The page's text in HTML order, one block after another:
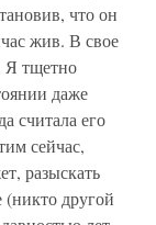
что он
жив. В свое
Я тщетно
даже
считала его
сейчас,
разыскать
другой